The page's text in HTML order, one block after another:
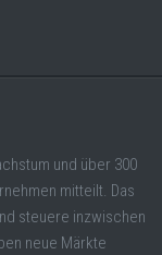
und über 300
mitteilt. Das
steuere inzwischen
neue Märkte